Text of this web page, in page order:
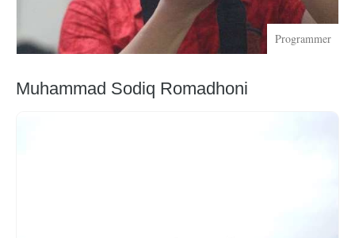
Programmer
Muhammad Sodiq Romadhoni